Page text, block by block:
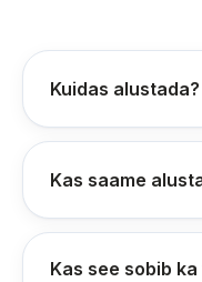
Kuidas alustada?
Kas saame
Kas see sobib